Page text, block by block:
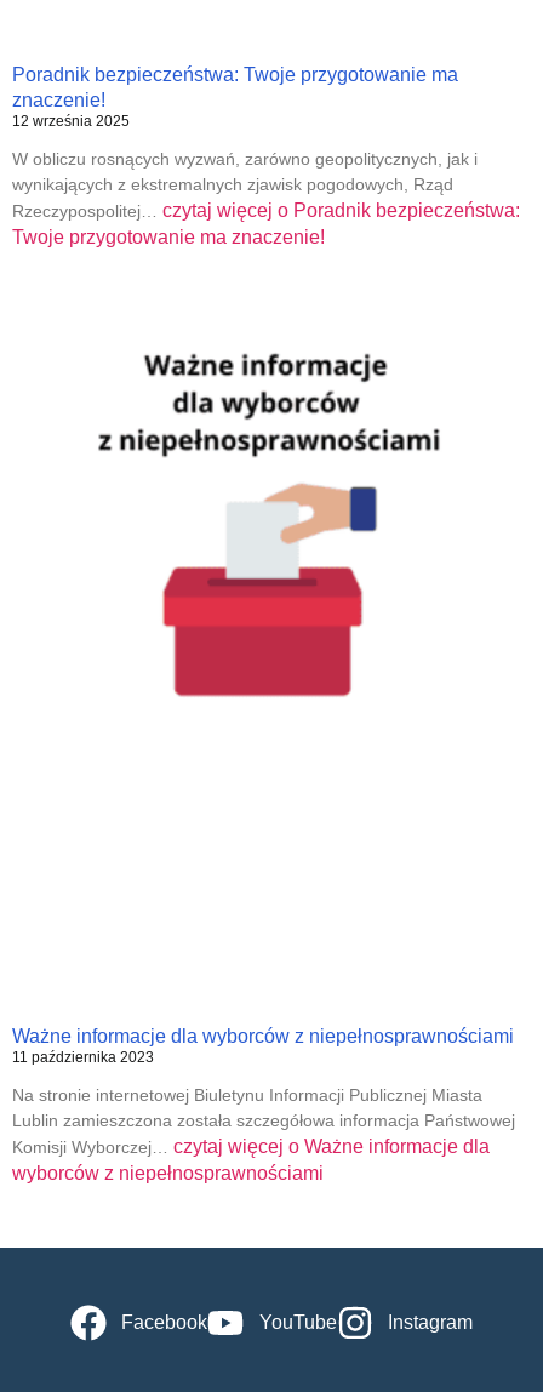
Poradnik bezpieczeństwa: Twoje przygotowanie ma
znaczenie!
12 września 2025
W obliczu rosnących wyzwań, zarówno geopolitycznych, jak i
wynikających z ekstremalnych zjawisk pogodowych, Rząd
Rzeczypospolitej… czytaj więcej o Poradnik bezpieczeństwa:
Twoje przygotowanie ma znaczenie!
Ważne informacje dla wyborców z niepełnosprawnościami
11 października 2023
Na stronie internetowej Biuletynu Informacji Publicznej Miasta
Lublin zamieszczona została szczegółowa informacja Państwowej
Komisji Wyborczej… czytaj więcej o Ważne informacje dla
wyborców z niepełnosprawnościami
Facebook YouTube Instagram